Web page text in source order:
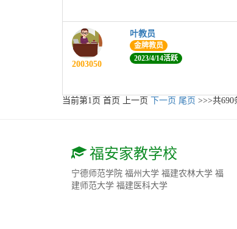
2003050
叶教员
金牌教员
2023/4/14活跃
当前第1 页 首页 上一页 下一页 尾页 >>>共690
福安家教学校
宁德师范学院 福州大学 福建农林大学 福
建师范大学 福建医科大学